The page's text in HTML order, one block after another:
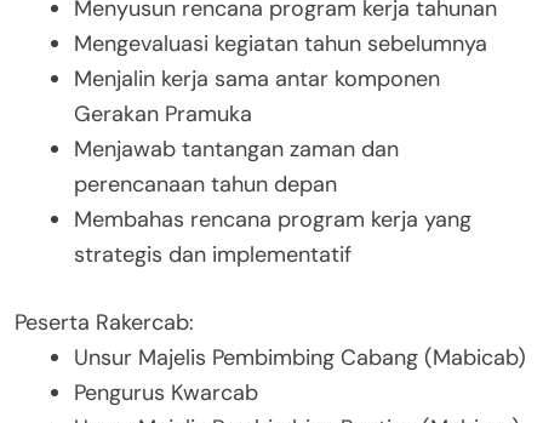
Menyusun rencana program kerja tahunan
Mengevaluasi kegiatan tahun sebelumnya
Menjalin kerja sama antar komponen
Gerakan Pramuka
Menjawab tantangan zaman dan
perencanaan tahun depan
Membahas rencana program kerja yang
strategis dan implementatif
Peserta Rakercab:
Unsur Majelis Pembimbing Cabang (Mabicab)
Pengurus Kwarcab